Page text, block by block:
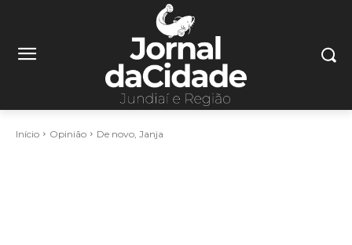
Início Opinião De novo, Janja